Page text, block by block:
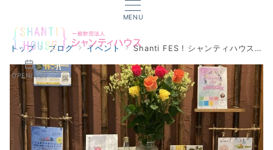
MENU
OPEN/予約
トップ ブログ イベント Shanti FES ! シャンティハウス春祭り・開催レポート